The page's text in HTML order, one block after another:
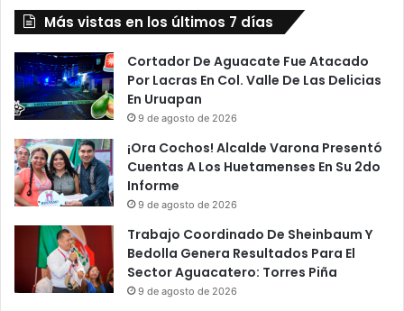
Más vistas en los últimos 7 días
Cortador De Aguacate Fue Atacado
Por Lacras En Col. Valle De Las Delicias
En Uruapan
9 de agosto de 2026
¡Ora Cochos! Alcalde Varona Presentó
Cuentas A Los Huetamenses En Su 2do
Informe
9 de agosto de 2026
Trabajo Coordinado De Sheinbaum Y
Bedolla Genera Resultados Para El
Sector Aguacatero: Torres Piña
9 de agosto de 2026